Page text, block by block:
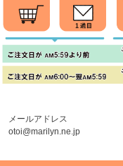
メールアドレス
otoi@marilyn.ne.jp